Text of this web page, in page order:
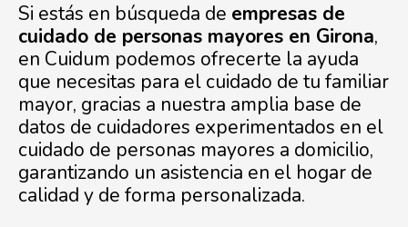
Si estás en búsqueda de empresas de
cuidado de personas mayores en Girona,
en Cuidum podemos ofrecerte la ayuda
que necesitas para el cuidado de tu familiar
mayor, gracias a nuestra amplia base de
datos de cuidadores experimentados en el
cuidado de personas mayores a domicilio,
garantizando un asistencia en el hogar de
calidad y de forma personalizada.